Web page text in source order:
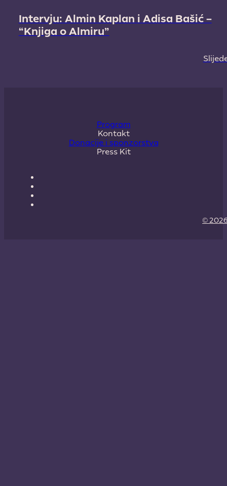
Intervju: Almin Kaplan i Adisa Bašić –
“Knjiga o Almiru”
Program
Kontakt
Donacije i sponzorstva
Press Kit
©